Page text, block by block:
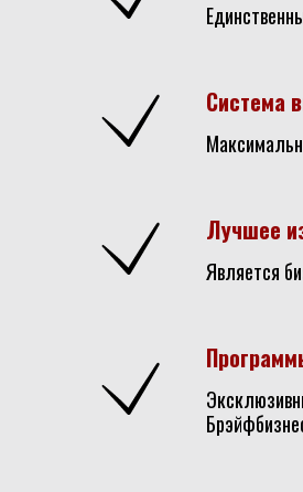
Система
Лучшее
Является